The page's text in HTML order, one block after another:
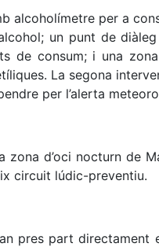
alcoholímetre per a
un punt de
de consum; i una
La segona
per l’alerta
zona d’oci nocturn de
circuit lúdic-preventiu.
pres part directament